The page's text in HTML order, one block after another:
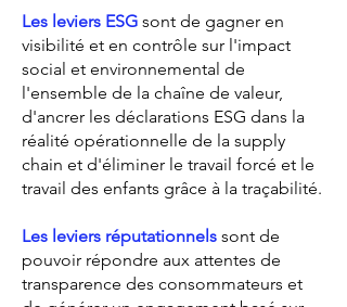
Les leviers ESG sont de gagner en
visibilité et en contrôle sur l'impact
social et environnemental de
l'ensemble de la chaîne de valeur,
d'ancrer les déclarations ESG dans la
réalité opérationnelle de la supply
chain et d'éliminer le travail forcé et le
travail des enfants grâce à la traçabilité.
Les leviers réputationnels sont de
pouvoir répondre aux attentes de
transparence des consommateurs et